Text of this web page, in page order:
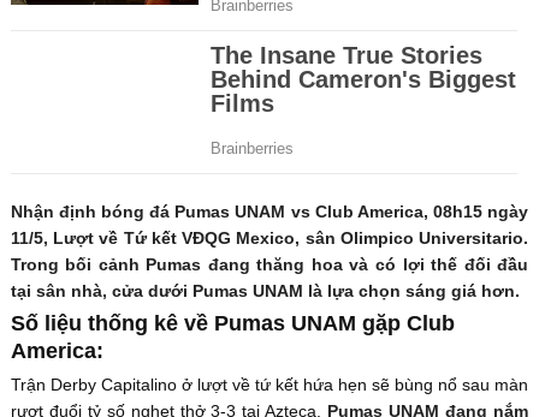
Nhận định bóng đá Pumas UNAM vs Club America, 08h15 ngày
11/5, Lượt về Tứ kết VĐQG Mexico, sân Olimpico Universitario.
Trong bối cảnh Pumas đang thăng hoa và có lợi thế đối đầu
tại sân nhà, cửa dưới Pumas UNAM là lựa chọn sáng giá hơn.
Số liệu thống kê về Pumas UNAM gặp Club
America:
Trận Derby Capitalino ở lượt về tứ kết hứa hẹn sẽ bùng nổ sau màn
rượt đuổi tỷ số nghẹt thở 3-3 tại Azteca. Pumas UNAM đang nắm